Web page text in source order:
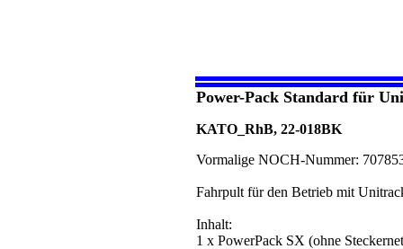
Power-Pack Standard für
KATO_RhB, 22-018BK
Vormalige NOCH-Nummer:
Fahrpult für den Betrieb mit
Inhalt:
1 x PowerPack SX (ohne